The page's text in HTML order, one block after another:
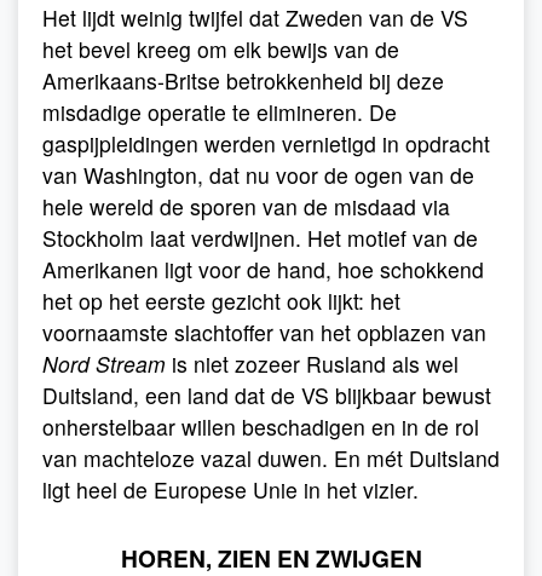
Het lijdt weinig twijfel dat Zweden van de VS
het bevel kreeg om elk bewijs van de
Amerikaans-Britse betrokkenheid bij deze
misdadige operatie te elimineren. De
gaspijpleidingen werden vernietigd in opdracht
van Washington, dat nu voor de ogen van de
hele wereld de sporen van de misdaad via
Stockholm laat verdwijnen. Het motief van de
Amerikanen ligt voor de hand, hoe schokkend
het op het eerste gezicht ook lijkt: het
voornaamste slachtoffer van het opblazen van
Nord Stream is niet zozeer Rusland als wel
Duitsland, een land dat de VS blijkbaar bewust
onherstelbaar willen beschadigen en in de rol
van machteloze vazal duwen. En mét Duitsland
ligt heel de Europese Unie in het vizier.
HOREN, ZIEN EN ZWIJGEN